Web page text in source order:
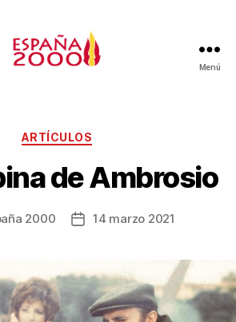
Menú
ARTÍCULOS
de Ambrosio
2000 14 marzo 2021